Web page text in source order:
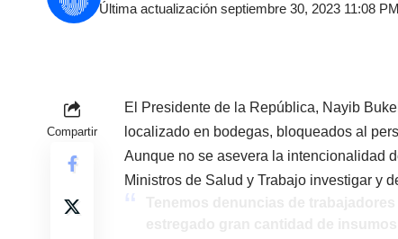
Última actualización septiembre 30, 2023 11:08 PM
Compartir
El Presidente de la República, Nayib
localizado en bodegas, bloqueados al
Aunque no se asevera la intencionalidad
Ministros de Salud y Trabajo investigar y